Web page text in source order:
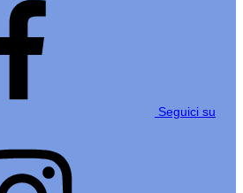
Seguici su